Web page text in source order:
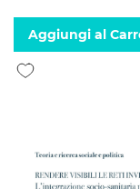
Aggiungi al
Aggiungi alla